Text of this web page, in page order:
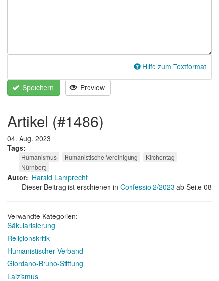
Hilfe zum Textformat
Speichern Preview
artikel (#1486)
04. Aug. 2023
Tags
Humanismus Humanistische Vereinigung
Kirchentag
Nürnberg
Autor
Harald Lamprecht
Dieser Beitrag ist erschienen in Confessio 2/2023 ab Seite 08
Verwandte Kategorien:
Säkularisierung
Religionskritik
Humanistischer Verband
Giordano-Bruno-Stiftung
Laizismus